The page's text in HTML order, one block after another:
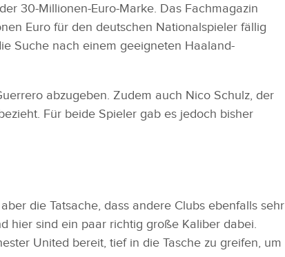
30-Millionen-Euro-Marke. Das Fachmagazin
Euro für den deutschen Nationalspieler fällig
Suche nach einem geeigneten Haaland-
abzugeben. Zudem auch Nico Schulz, der
Für beide Spieler gab es jedoch bisher
die Tatsache, dass andere Clubs ebenfalls sehr
hier sind ein paar richtig große Kaliber dabei.
United bereit, tief in die Tasche zu greifen, um